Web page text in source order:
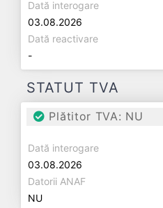
Dată interogare
03.08.2026
Dată reactivare
-
STATUT TVA
Plătitor TVA: NU
Dată interogare
03.08.2026
Datorii ANAF
NU